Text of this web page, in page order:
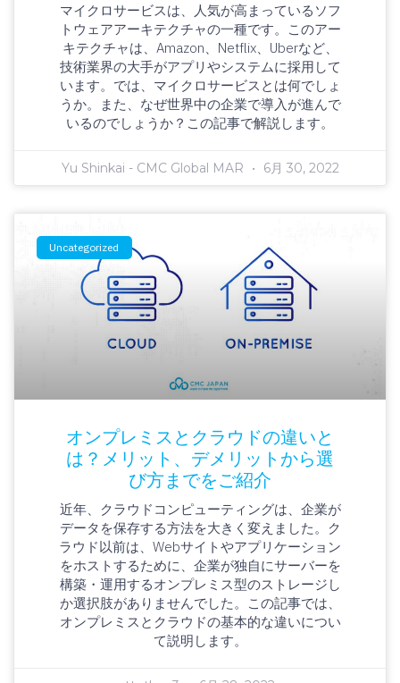
マイクロサービスは、人気が高まっているソフ
トウェアアーキテクチャの一種です。このアー
キテクチャは、Amazon、Netflix、Uberなど、
技術業界の大手がアプリやシステムに採用して
います。では、マイクロサービスとは何でしょ
うか。また、なぜ世界中の企業で導入が進んで
いるのでしょうか？この記事で解説します。
Yu Shinkai - CMC Global MAR 6月 30, 2022
Uncategorized
オンプレミスとクラウドの違いと
は？メリット、デメリットから選
び方までをご紹介
近年、クラウドコンピューティングは、企業が
データを保存する方法を大きく変えました。ク
ラウド以前は、Webサイトやアプリケーション
をホストするために、企業が独自にサーバーを
構築・運用するオンプレミス型のストレージし
か選択肢がありませんでした。この記事では、
オンプレミスとクラウドの基本的な違いについ
て説明します。